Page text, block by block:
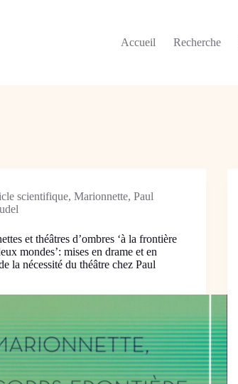
Accueil Recherche
scientifique,Marionnette,Paul
et théâtres d’ombres ‘à la frontière
mondes’: mises en drame et en
la nécessité du théâtre chez Paul